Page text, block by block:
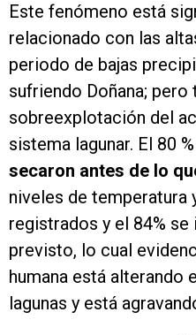
Este fenómeno está
relacionado con las
periodo de bajas
sufriendo Doñana; pero
sobreexplotación del
sistema lagunar. El 80
secaron antes de lo
niveles de temperatura
registrados y el 84%
previsto, lo cual
humana está alterando
lagunas y está